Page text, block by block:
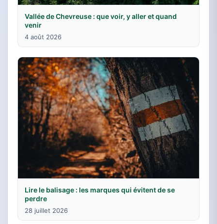
Vallée de Chevreuse : que voir, y aller et quand
venir
4 août 2026
Lire le balisage : les marques qui évitent de se
perdre
28 juillet 2026